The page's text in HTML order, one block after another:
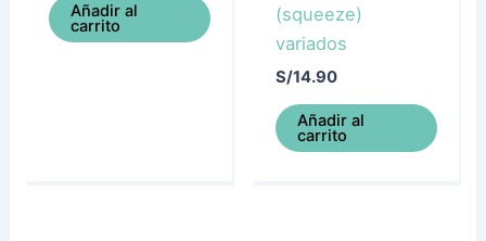
Añadir al
carrito
(squeeze)
variados
S/14.90
Añadir al
carrito